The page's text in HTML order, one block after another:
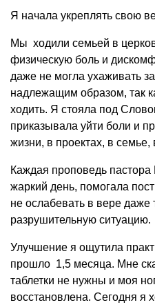
Я начала укреплять свою
Мы ходили семьей в
физическую боль и
даже не могла ухаживать
надлежащим образом, так
ходить. Я стояла под
приказывала уйти боли и
жизни, в проектах, в семье,
Каждая проповедь
жаркий день, помогала
не ослабевать в вере даже
разрушительную ситуацию.
Улучшение я ощутила
прошло 1,5 месяца. Мне
таблетки не нужны и моя
восстановлена. Сегодня я